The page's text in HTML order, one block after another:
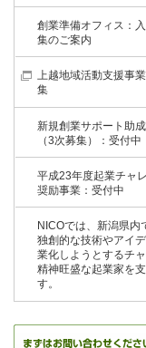
創業準備オフィス：
集のご案内
上越地域活動支援事
集
新規創業サポート助
（3次募集）：受付中
平成23年度起業チャ
奨励事業：受付中
NICOでは、新潟県内
独創的な技術やアイ
業化しようとするチ
精神旺盛な起業家を
す。